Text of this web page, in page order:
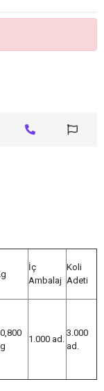
İç
Ambalaj
Koli
Adeti
1.000 ad.
3.000
ad.